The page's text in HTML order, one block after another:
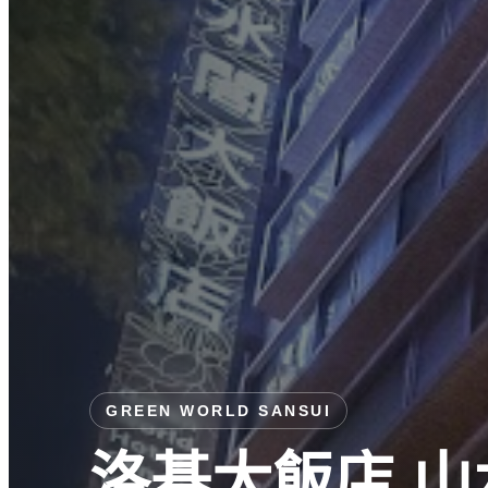
GREEN WORLD SANSUI